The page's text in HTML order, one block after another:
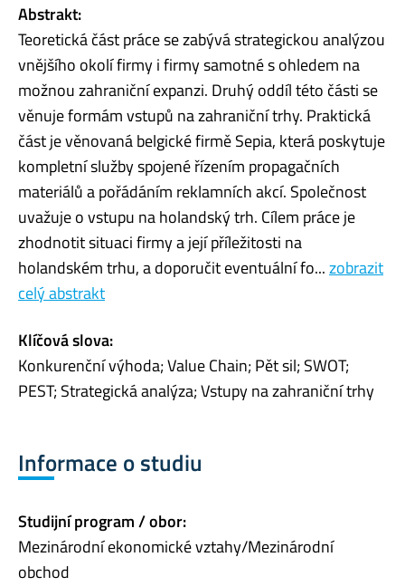
Abstrakt:
Teoretická část práce se zabývá strategickou analýzou
vnějšího okolí firmy i firmy samotné s ohledem na
možnou zahraniční expanzi. Druhý oddíl této části se
věnuje formám vstupů na zahraniční trhy. Praktická
část je věnovaná belgické firmě Sepia, která poskytuje
kompletní služby spojené řízením propagačních
materiálů a pořádáním reklamních akcí. Společnost
uvažuje o vstupu na holandský trh. Cílem práce je
zhodnotit situaci firmy a její příležitosti na
holandském trhu, a doporučit eventuální fo...zobrazit
celý abstrakt
Klíčová slova:
Konkurenční výhoda; Value Chain; Pět sil; SWOT;
PEST; Strategická analýza; Vstupy na zahraniční trhy
Informace o studiu
Studijní program / obor:
Mezinárodní ekonomické vztahy/Mezinárodní
obchod